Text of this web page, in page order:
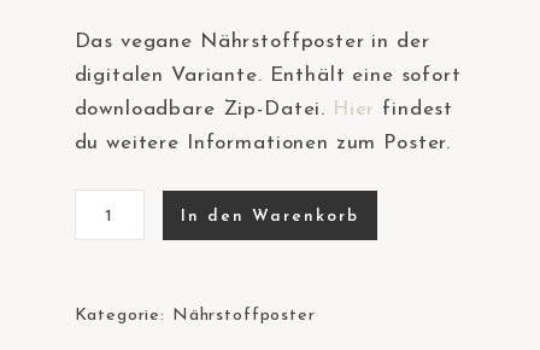
wertung
Das vegane Nährstoffposter in der
digitalen Variante. Enthält eine sofort
downloadbare Zip-Datei.
Hier findest
du weitere Informationen zum Poster.
Digitales
Nährstoffposter
In den Warenkorb
Kategorie: Nährstoffposter